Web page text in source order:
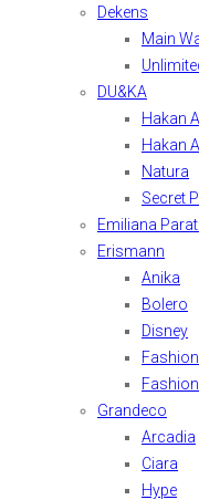
Dekens
Main
DU&KA
Hakan
Hakan
Natura
Secret
Emiliana Parati
Erismann
Anika
Bolero
Disney
Grandeco
Arcadia
Ciara
Hype